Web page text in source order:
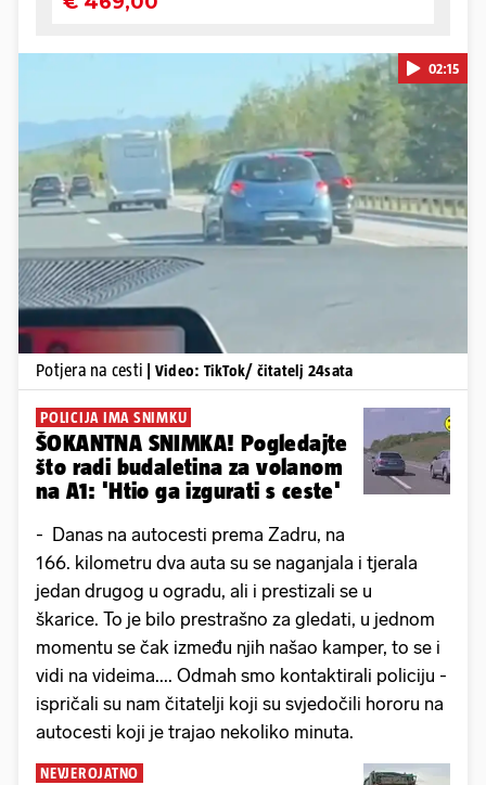
Pokretanje videa...
02:15
Potjera na cesti | Video: TikTok/ čitatelj 24sata
POLICIJA IMA SNIMKU
ŠOKANTNA SNIMKA! Pogledajte
što radi budaletina za volanom
na A1: 'Htio ga izgurati s ceste'
- Danas na autocesti prema Zadru, na
166. kilometru dva auta su se naganjala i tjerala
jedan drugog u ogradu, ali i prestizali se u
škarice. To je bilo prestrašno za gledati, u jednom
momentu se čak između njih našao kamper, to se i
vidi na videima.... Odmah smo kontaktirali policiju -
ispričali su nam čitatelji koji su svjedočili hororu na
autocesti koji je trajao nekoliko minuta.
NEVJEROJATNO